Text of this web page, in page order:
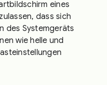
eines
dass sich
des Systemgeräts
wie helle und